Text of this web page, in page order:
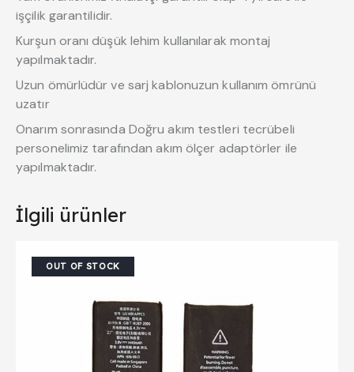
işçilik garantilidir.
Kurşun oranı düşük lehim kullanılarak montaj
yapılmaktadır.
Uzun ömürlüdür ve sarj kablonuzun kullanım ömrünü
uzatır
Onarım sonrasında Doğru akım testleri tecrübeli
personelimiz tarafından akım ölçer adaptörler ile
yapılmaktadır.
İlgili ürünler
OUT OF STOCK